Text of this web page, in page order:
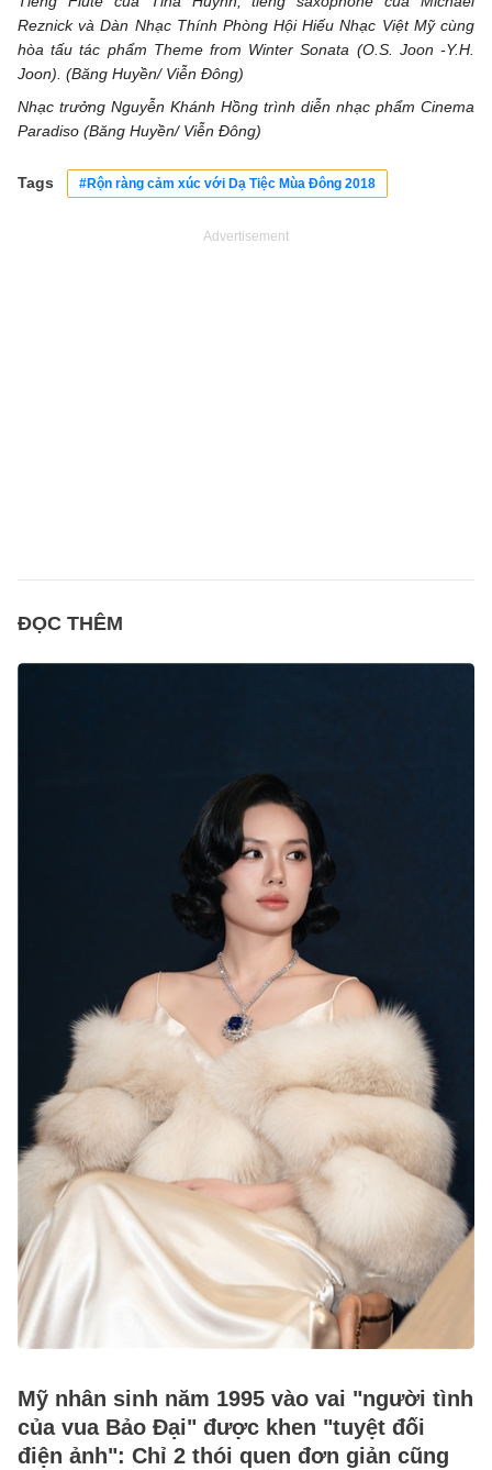
Reznick và Dàn Nhạc Thính Phòng Hội Hiếu Nhạc Việt Mỹ cùng
hòa tấu tác phẩm Theme from Winter Sonata (O.S. Joon -Y.H.
Joon). (Băng Huyền/ Viễn Đông)
Nhạc trưởng Nguyễn Khánh Hồng trình diễn nhạc phẩm Cinema
Paradiso (Băng Huyền/ Viễn Đông)
Tags #Rộn ràng cảm xúc với Dạ Tiệc Mùa Đông 2018
Advertisement
ĐỌC THÊM
Mỹ nhân sinh năm 1995 vào vai "người tình
của vua Bảo Đại" được khen "tuyệt đối
điện ảnh": Chỉ 2 thói quen đơn giản cũng